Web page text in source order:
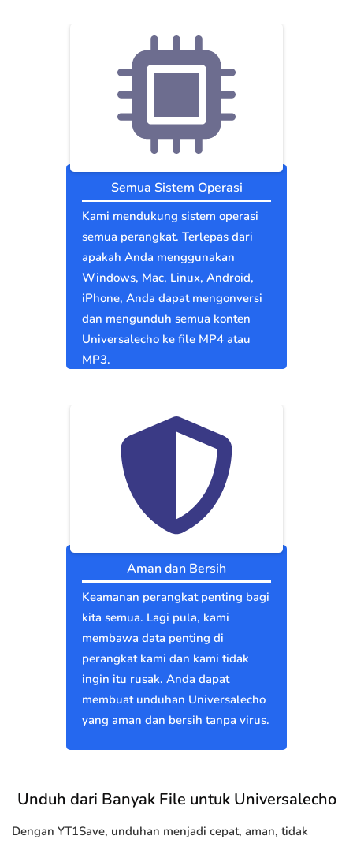
Semua Sistem Operasi
Kami mendukung sistem operasi
semua perangkat. Terlepas dari
apakah Anda menggunakan
Windows, Mac, Linux, Android,
iPhone, Anda dapat mengonversi
dan mengunduh semua konten
Universalecho ke file MP4 atau
MP3.
Aman dan Bersih
Keamanan perangkat penting bagi
kita semua. Lagi pula, kami
membawa data penting di
perangkat kami dan kami tidak
ingin itu rusak. Anda dapat
membuat unduhan Universalecho
yang aman dan bersih tanpa virus.
Unduh dari Banyak File untuk Universalecho
Dengan YT1Save, unduhan menjadi cepat, aman, tidak